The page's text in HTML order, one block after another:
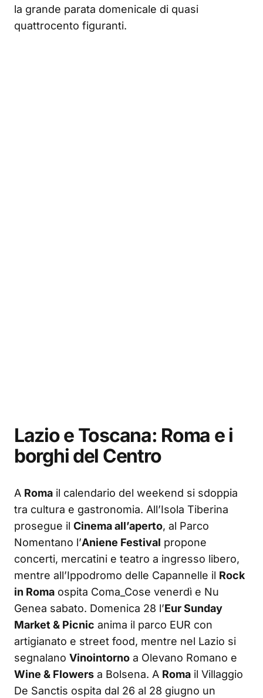
la grande parata domenicale di quasi
quattrocento figuranti.
Lazio e Toscana: Roma e i
borghi del Centro
A Roma il calendario del weekend si sdoppia
tra cultura e gastronomia. All’Isola Tiberina
prosegue il Cinema all’aperto, al Parco
Nomentano l’Aniene Festival propone
concerti, mercatini e teatro a ingresso libero,
mentre all’Ippodromo delle Capannelle il Rock
in Roma ospita Coma_Cose venerdì e Nu
Genea sabato. Domenica 28 l’Eur Sunday
Market & Picnic anima il parco EUR con
artigianato e street food, mentre nel Lazio si
segnalano Vinointorno a Olevano Romano e
Wine & Flowers a Bolsena. A Roma il Villaggio
De Sanctis ospita dal 26 al 28 giugno un